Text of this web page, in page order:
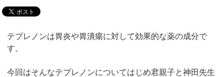
テプレノンは胃炎や胃潰瘍に対して効果的な薬の成分で
す。
今回はそんなテプレノンについてはじめ君親子と神田先生